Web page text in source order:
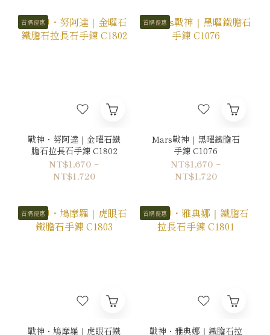
首購優惠
戰神・努阿達｜金曜石鐵
膽石拉長石手鍊 C1802
NT$1,670 ~
NT$1,720
首購優惠
Mars戰神｜黑曜鐵膽石
手鍊 C1076
NT$1,670 ~
NT$1,720
首購優惠
戰神・鳩摩羅｜虎眼石鐵
首購優惠
戰神・雅典娜｜鐵膽石拉